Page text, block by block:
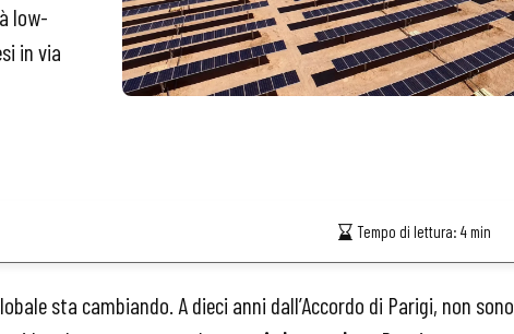
low-
in via
Tempo di lettura:4min
sta cambiando. A dieci anni dall’Accordo di Parigi, non sono